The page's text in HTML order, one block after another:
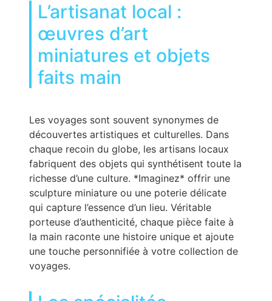
L’artisanat local :
œuvres d’art
miniatures et objets
faits main
Les voyages sont souvent synonymes de
découvertes artistiques et culturelles. Dans
chaque recoin du globe, les artisans locaux
fabriquent des objets qui synthétisent toute la
richesse d’une culture. *Imaginez* offrir une
sculpture miniature ou une poterie délicate
qui capture l’essence d’un lieu. Véritable
porteuse d’authenticité, chaque pièce faite à
la main raconte une histoire unique et ajoute
une touche personnifiée à votre collection de
voyages.